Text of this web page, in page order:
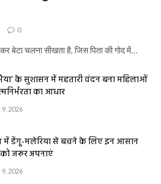
0
बेटा चलना सीखता है, जिस पिता की गोद में…
के सुशासन में महतारी वंदन बना महिलाओं
का आधार
2026
में डेंगू-मलेरिया से बचने के लिए इन आसान
को जरूर अपनाएं
2026